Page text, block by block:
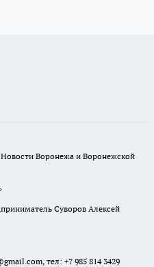
Воронежа и Воронежской
Суворов Алексей
тел: +7 985 814 3429